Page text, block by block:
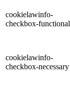
cookielawinfo-
checkbox-functional
cookielawinfo-
checkbox-necessary